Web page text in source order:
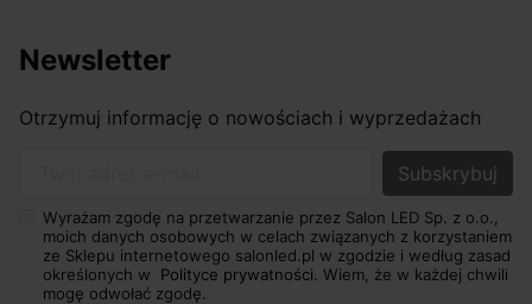
Newsletter
Otrzymuj informację o nowościach i wyprzedażach
Wyrażam zgodę na przetwarzanie przez Salon LED Sp. z o.o.,
moich danych osobowych w celach związanych z korzystaniem
ze Sklepu internetowego salonled.pl w zgodzie i według zasad
określonych w Polityce prywatności. Wiem, że w każdej chwili
mogę odwołać zgodę.